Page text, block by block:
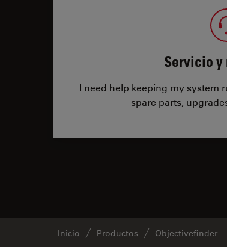
Servicio y
I need help keeping my system
spare parts,
Inicio Productos Objectivefinder